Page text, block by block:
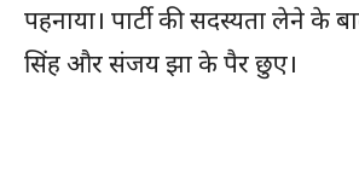
पहनाया। पार्टी की सदस्यता लेने के
सिंह और संजय झा के पैर छुए।